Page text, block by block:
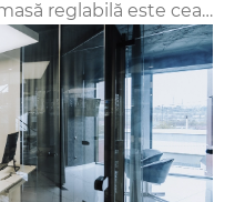
care nu